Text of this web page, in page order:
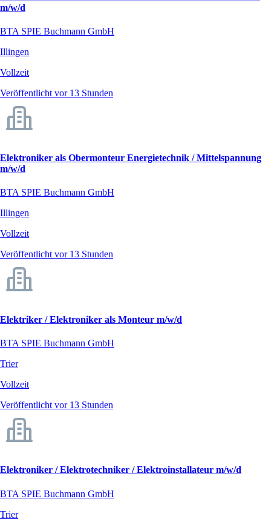
m/w/d
BTA SPIE Buchmann GmbH
Illingen
Vollzeit
Veröffentlicht vor 13 Stunden
Elektroniker als Obermonteur Energietechnik / Mittelspannung
m/w/d
BTA SPIE Buchmann GmbH
Illingen
Vollzeit
Veröffentlicht vor 13 Stunden
Elektriker / Elektroniker als Monteur m/w/d
BTA SPIE Buchmann GmbH
Trier
Vollzeit
Veröffentlicht vor 13 Stunden
Elektroniker / Elektrotechniker / Elektroinstallateur m/w/d
BTA SPIE Buchmann GmbH
Trier